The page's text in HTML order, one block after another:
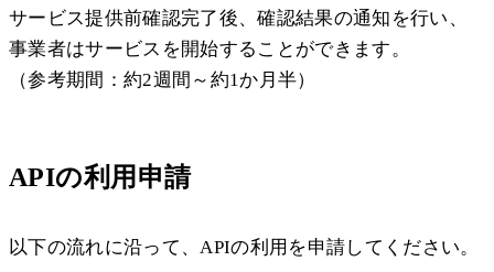
サービス提供前確認完了後、確認結果の通知を行い、
事業者はサービスを開始することができます。
（参考期間：約2週間～約1か月半）
APIの利用申請
以下の流れに沿って、APIの利用を申請してください。